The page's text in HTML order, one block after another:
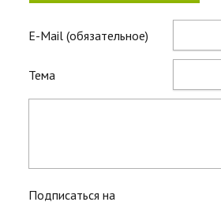
E-Mail (обязательное)
Тема
Подписаться на